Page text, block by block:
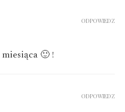
🙂 !
ODPOWIEDZ
ODPOWIEDZ